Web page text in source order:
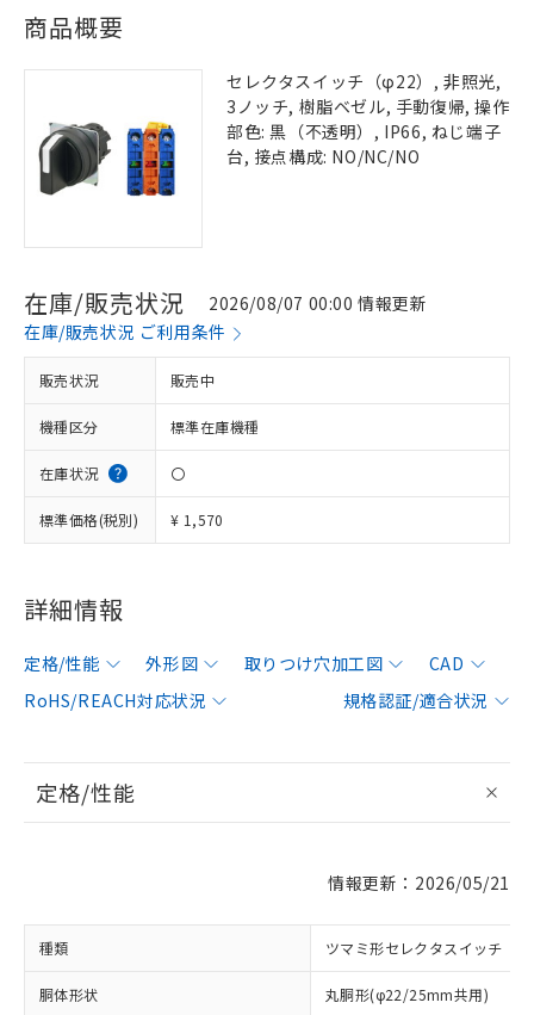
商品概要
セレクタスイッチ（φ22）, 非照光,
3ノッチ, 樹脂ベゼル, 手動復帰, 操作
部色: 黒（不透明）, IP66, ねじ端子
台, 接点構成: NO/NC/NO
在庫/販売状況
2026/08/07 00:00 情報更新
在庫/販売状況 ご利用条件
販売状況 販売中
機種区分 標準在庫機種
在庫状況 〇
標準価格(税別) ¥ 1,570
詳細情報
定格/性能 外形図 取りつけ穴加工図
CAD
RoHS/REACH対応状況
規格認証/適合状況
定格/性能
情報更新：2026/05/21
種類 ツマミ形セレクタスイッチ
胴体形状 丸胴形(φ22/25mm共用)